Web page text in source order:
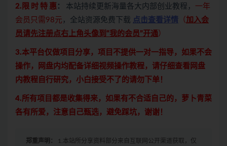
2.限 时 特 惠 ： 本站持续更新海量各大内部创业教程， 一年
会员只需98元 ，全站资源免费下载 点击查看详情 （ 加入会
员请先注册点右上角头像到“我的会员”开通 ）
3.本平台仅做项目分享，项目不提供一对一指导，如果不会
操作，网盘内均配备详细视频操作教程，请仔细查看网盘
内教程自行研究，小白接受不了的请勿下单！
4.所有项目都是收集得来，如果有不合适自己的，萝卜青菜
各有所爱，注意自己甄选，避免踩坑，谢谢！
郑重声明：
1.本站所分享资料部分来自互联网公开渠道获取，仅